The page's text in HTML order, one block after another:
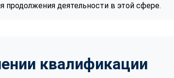
продолжения деятельности в этой сфере.
квалификации